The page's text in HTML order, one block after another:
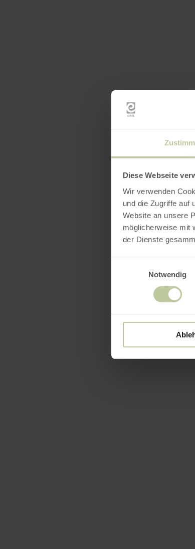
Diese Webseite
Wir verwenden
und die Zugriffe auf
Website an unsere
möglicherweise mit
der Dienste
Notwendig